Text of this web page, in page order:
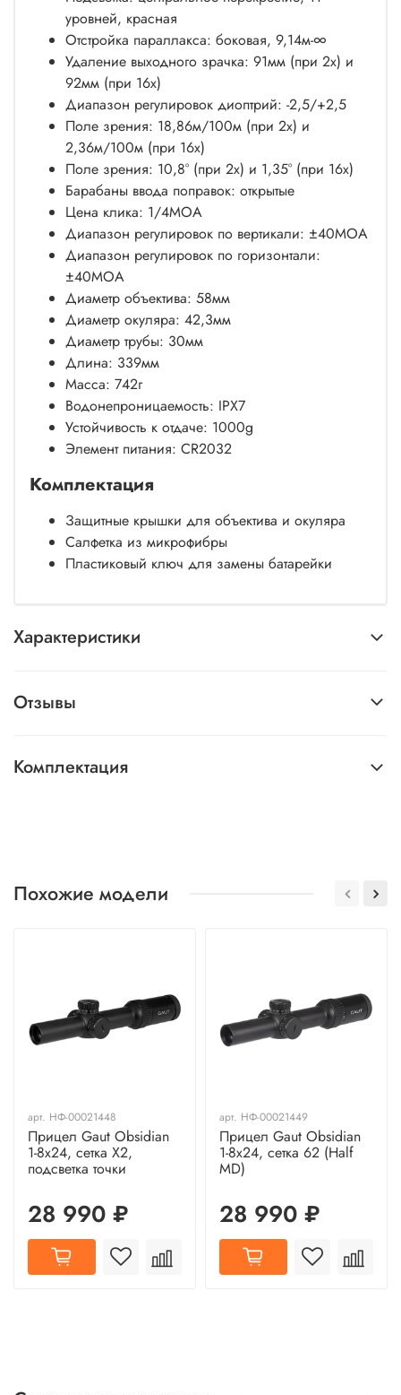
уровней, красная
Отстройка параллакса: боковая, 9,14м-∞
Удаление выходного зрачка: 91мм (при 2x) и
92мм (при 16x)
Диапазон регулировок диоптрий: -2,5/+2,5
Поле зрения: 18,86м/100м (при 2x) и
2,36м/100м (при 16x)
Поле зрения: 10,8° (при 2x) и 1,35° (при 16x)
Барабаны ввода поправок: открытые
Цена клика: 1/4MOA
Диапазон регулировок по вертикали: ±40MOA
Диапазон регулировок по горизонтали:
±40MOA
Диаметр объектива: 58мм
Диаметр окуляра: 42,3мм
Диаметр трубы: 30мм
Длина: 339мм
Масса: 742г
Водонепроницаемость: IPX7
Устойчивость к отдаче: 1000g
Элемент питания: CR2032
Комплектация
Защитные крышки для объектива и окуляра
Салфетка из микрофибры
Пластиковый ключ для замены батарейки
Характеристики
Отзывы
Комплектация
Похожие модели
арт. НФ-00021448
Прицел Gaut Obsidian
1-8x24, сетка X2,
подсветка точки
28 990 ₽
арт. НФ-00021449
Прицел Gaut Obsidian
1-8x24, сетка 62 (Half
MD)
28 990 ₽